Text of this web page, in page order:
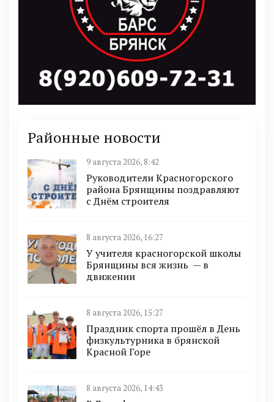
Районные новости
9 августа 2026, 8:42
Руководители Красногорского
района Брянщины поздравляют
с Днём строителя
8 августа 2026, 16:27
У учителя красногорской школы
Брянщины вся жизнь — в
движении
8 августа 2026, 15:27
Праздник спорта прошёл в День
физкультурника в брянской
Красной Горе
8 августа 2026, 14:43